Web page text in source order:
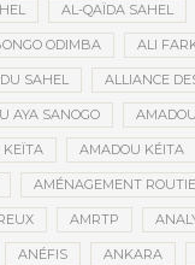
AL-QAÏDA SAHEL
ODIMBA ALI
SAHEL ALLIANCE
AYA SANOGO
KEÏTA AMADOU KÉITA
AMÉNAGEMENT
AMRTP
ANÉFIS ANKARA